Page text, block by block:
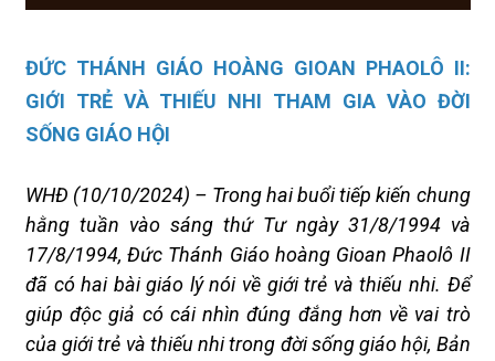
ĐỨC THÁNH GIÁO HOÀNG GIOAN PHAOLÔ II:
GIỚI TRẺ VÀ THIẾU NHI THAM GIA VÀO ĐỜI
SỐNG GIÁO HỘI
WHĐ (10/10/2024) – Trong hai buổi tiếp kiến chung
hằng tuần vào sáng thứ Tư ngày 31/8/1994 và
17/8/1994, Đức Thánh Giáo hoàng Gioan Phaolô II
đã có hai bài giáo lý nói về giới trẻ và thiếu nhi. Để
giúp độc giả có cái nhìn đúng đắng hơn về vai trò
của giới trẻ và thiếu nhi trong đời sống giáo hội, Bản